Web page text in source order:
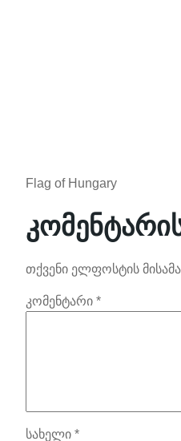
Flag of Hungary
თქვენი ელფოსტის
კომენტარი *
სახელი *